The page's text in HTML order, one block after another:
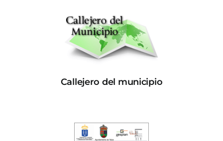
Callejero del municipio